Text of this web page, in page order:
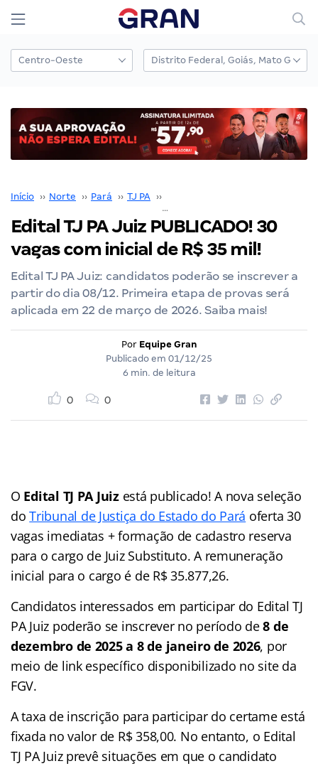
Início ›› Norte ›› Pará ›› TJ PA ››
Edital TJ PA Juiz PUBLICADO! 30
vagas com inicial de R$ 35 mil!
Edital TJ PA Juiz: candidatos poderão se inscrever a
partir do dia 08/12. Primeira etapa de provas será
aplicada em 22 de março de 2026. Saiba mais!
Por Equipe Gran
Publicado em 01/12/25
6 min. de leitura
0 0
O Edital TJ PA Juiz está publicado! A nova seleção
doTribunal de Justiça do Estado do Pará oferta 30
vagas imediatas + formação de cadastro reserva
para o cargo de Juiz Substituto. A remuneração
inicial para o cargo é de R$ 35.877,26.
Candidatos interessados em participar do Edital TJ
PA Juiz poderão se inscrever no período de8 de
dezembro de 2025 a 8 de janeiro de 2026, por
meio de link específico disponibilizado no site da
FGV.
A taxa de inscrição para participar do certame está
fixada no valor de R$ 358,00. No entanto, o Edital
TJ PA Juiz prevê situações em que o candidato